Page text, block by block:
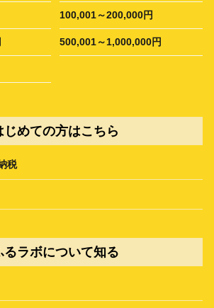
100,001～200,000円
500,001～1,000,000円
じめての方はこちら
税
るラボについて知る